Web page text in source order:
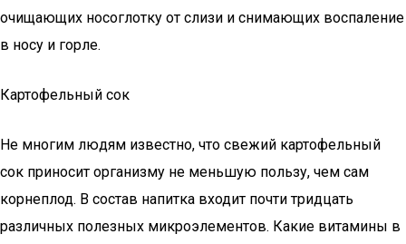
очищающих носоглотку от слизи и снимающих воспаление
в носу и горле.
Картофельный сок
Не многим людям известно, что свежий картофельный
сок приносит организму не меньшую пользу, чем сам
корнеплод. В состав напитка входит почти тридцать
различных полезных микроэлементов. Какие витамины в